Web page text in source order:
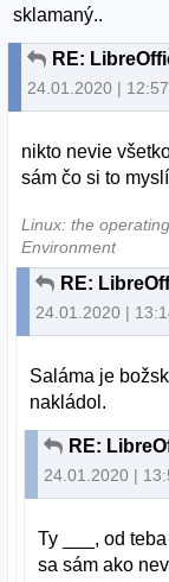
sklamaný..
24.01.2020 | 12:57
nikto nevie
sám čo si to
Linux: the
Environment
24.01.2020 |
Saláma je
nakládol.
24.01.2020 |
Ty ___, od
sa sám ako